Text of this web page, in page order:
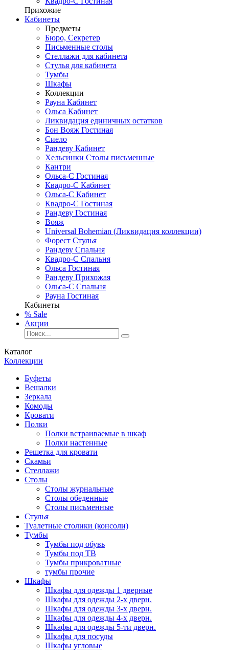
Прихожие
Кабинеты
Предметы
Бюро, Секретер
Письменные столы
Стеллажи для кабинета
Стулья для кабинета
Тумбы
Шкафы
Коллекции
Рауна Кабинет
Ольса Кабинет
Ликвидация единичных остатков
Бон Вояж Гостиная
Сиело
Рандеву Кабинет
Хельсинки Столы письменные
Кантри
Ольса-С Гостиная
Квадро-С Кабинет
Ольса-С Кабинет
Квадро-С Гостиная
Рандеву Гостиная
Вояж
Universal Bohemian (Ликвидация коллекции)
Форест Стулья
Рандеву Спальня
Квадро-С Спальня
Ольса Гостиная
Рандеву Прихожая
Ольса-С Спальня
Рауна Гостиная
Кабинеты
% Sale
Акции
Каталог
Коллекции
Буфеты
Вешалки
Зеркала
Комоды
Кровати
Полки
Полки встраиваемые в шкаф
Полки настенные
Решетка для кровати
Скамьи
Стеллажи
Столы
Столы журнальные
Столы обеденные
Столы письменные
Стулья
Туалетные столики (консоли)
Тумбы
Тумбы под обувь
Тумбы под ТВ
Тумбы прикроватные
тумбы прочие
Шкафы
Шкафы для одежды 1 дверные
Шкафы для одежды 2-х дверн.
Шкафы для одежды 3-х дверн.
Шкафы для одежды 4-х дверн.
Шкафы для одежды 5-ти дверн.
Шкафы для посуды
Шкафы угловые